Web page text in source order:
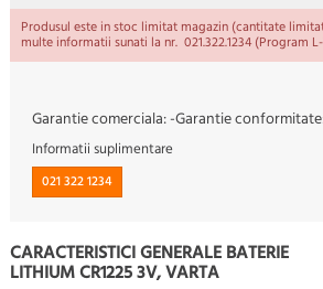
Produsul este in stoc limitat magazin (cantitate
multe informatii sunati la nr. 021.322.1234 (Program
Garantie comerciala:-Garantie
Informatii suplimentare
021 322 1234
CARACTERISTICI GENERALE BATERIE
LITHIUM CR1225 3V, VARTA